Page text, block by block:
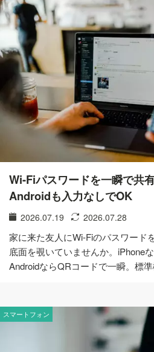
Wi-Fiパスワードを一瞬で共
Androidも入力なしでOK
2026.07.19 2026.07.28
家に来た友人にWi-Fiのパスワード
底面を覗いていませんか。iPhone
AndroidならQRコードで一瞬。標
スマートフォン